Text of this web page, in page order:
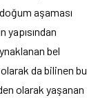
aşaması
bel
da bilinen bu
olarak yaşanan